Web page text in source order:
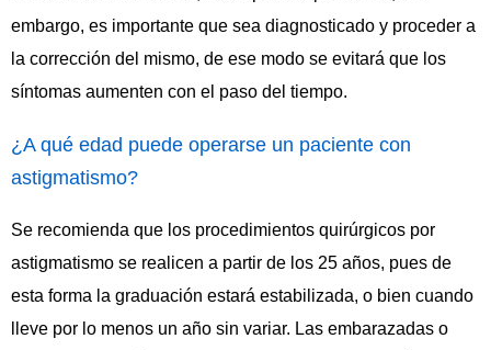
embargo, es importante que sea diagnosticado y proceder a
la corrección del mismo, de ese modo se evitará que los
síntomas aumenten con el paso del tiempo.
¿A qué edad puede operarse un paciente con
astigmatismo?
Se recomienda que los procedimientos quirúrgicos por
astigmatismo se realicen a partir de los 25 años, pues de
esta forma la graduación estará estabilizada, o bien cuando
lleve por lo menos un año sin variar. Las embarazadas o